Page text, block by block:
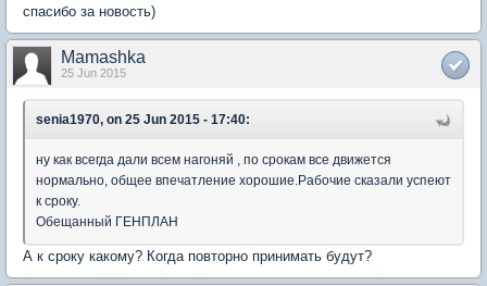
спасибо за новость)
Mamashka
25 Jun 2015
senia1970, on 25 Jun 2015 - 17:40:
ну как всегда дали всем нагоняй , по срокам все движется
нормально, общее впечатление хорошие.Рабочие сказали успеют
к сроку.
Обещанный ГЕНПЛАН
А к сроку какому? Когда повторно принимать будут?